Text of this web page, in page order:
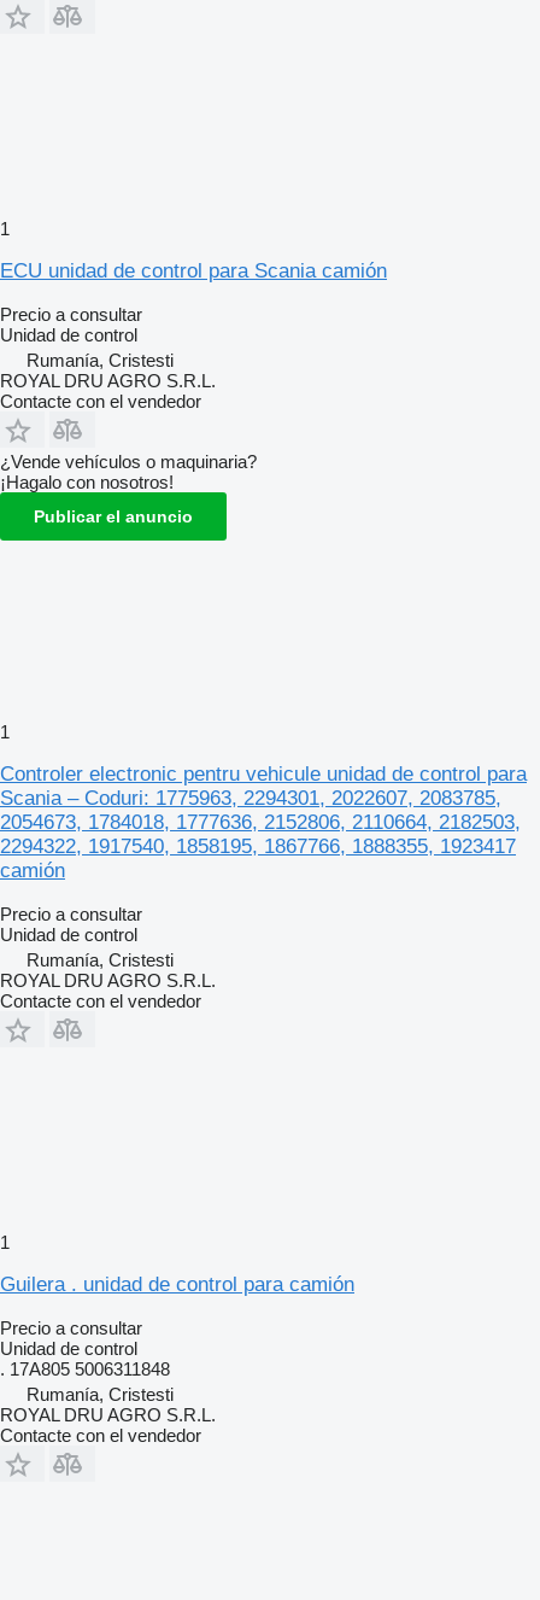
1
ECU unidad de control para Scania camión
Precio a consultar
Unidad de control
Rumanía, Cristesti
ROYAL DRU AGRO S.R.L.
Contacte con el vendedor
¿Vende vehículos o maquinaria?
¡Hagalo con nosotros!
Publicar el anuncio
1
Controler electronic pentru vehicule unidad de control para
Scania – Coduri: 1775963, 2294301, 2022607, 2083785,
2054673, 1784018, 1777636, 2152806, 2110664, 2182503,
2294322, 1917540, 1858195, 1867766, 1888355, 1923417
camión
Precio a consultar
Unidad de control
Rumanía, Cristesti
ROYAL DRU AGRO S.R.L.
Contacte con el vendedor
1
Guilera . unidad de control para camión
Precio a consultar
Unidad de control
. 17A805 5006311848
Rumanía, Cristesti
ROYAL DRU AGRO S.R.L.
Contacte con el vendedor